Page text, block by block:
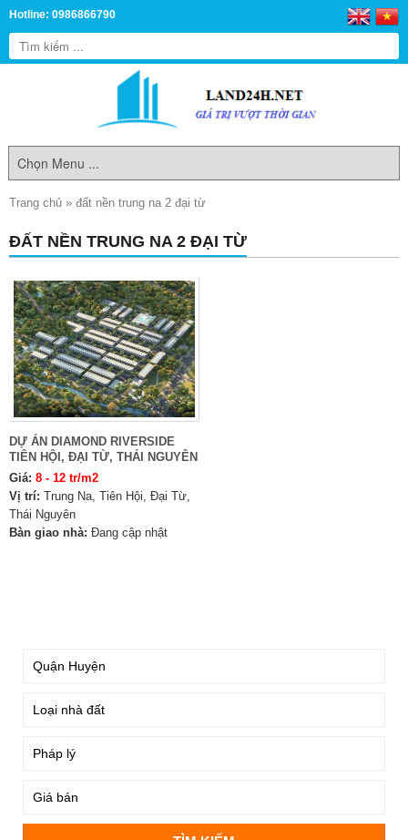
Hotline: 0986866790
Trang chủ » đất nền trung na 2 đại từ
ĐẤT NỀN TRUNG NA 2 ĐẠI TỪ
DỰ ÁN DIAMOND RIVERSIDE
TIÊN HỘI, ĐẠI TỪ, THÁI NGUYÊN
Giá: 8 - 12 tr/m2
Vị trí: Trung Na, Tiên Hội, Đại Từ,
Thái Nguyên
Bàn giao nhà: Đang cập nhật